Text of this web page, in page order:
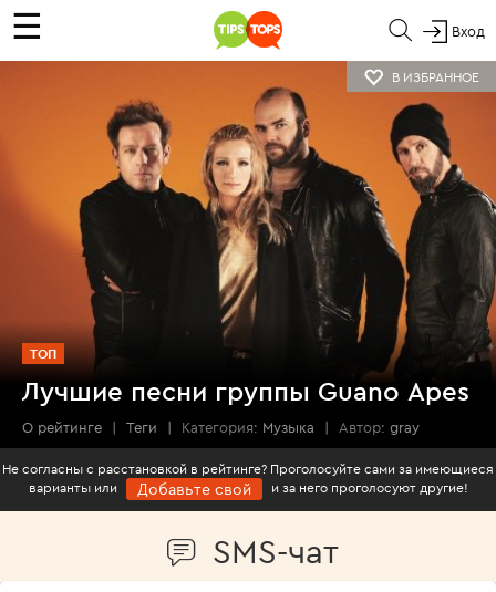
☰ Вход
В ИЗБРАННОЕ
ТОП
Лучшие песни группы Guano Apes
О рейтинге | Теги | Категория: Музыка | Автор: gray
Не согласны с расстановкой в рейтинге? Проголосуйте сами за имеющиеся
варианты или
Добавьте свой и за него проголосуют другие!
SMS-чат